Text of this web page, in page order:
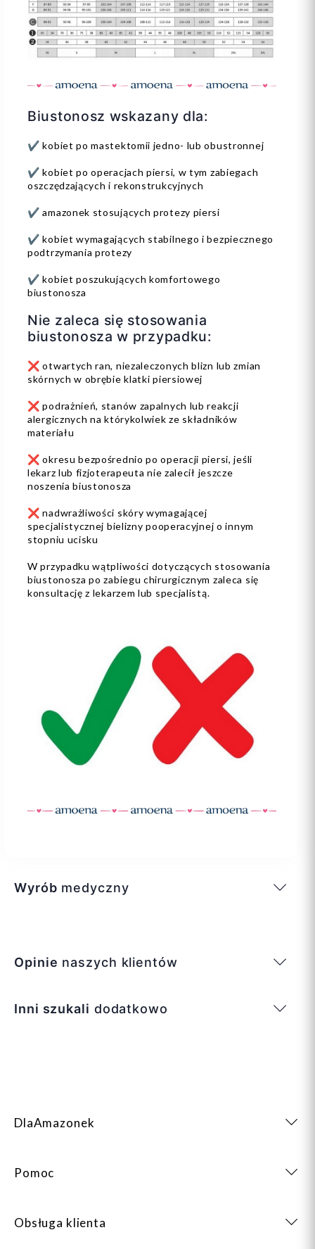
Biustonosz wskazany dla:
✔️ kobiet po mastektomii jedno- lub obustronnej
✔️ kobiet po operacjach piersi, w tym zabiegach
oszczędzających i rekonstrukcyjnych
✔️ amazonek stosujących protezy piersi
✔️ kobiet wymagających stabilnego i bezpiecznego
podtrzymania protezy
✔️ kobiet poszukujących komfortowego
biustonosza
Nie zaleca się stosowania
biustonosza w przypadku:
❌ otwartych ran, niezaleczonych blizn lub zmian
skórnych w obrębie klatki piersiowej
❌ podrażnień, stanów zapalnych lub reakcji
alergicznych na którykolwiek ze składników
materiału
❌ okresu bezpośrednio po operacji piersi, jeśli
lekarz lub fizjoterapeuta nie zalecił jeszcze
noszenia biustonosza
❌ nadwrażliwości skóry wymagającej
specjalistycznej bielizny pooperacyjnej o innym
stopniu ucisku
W przypadku wątpliwości dotyczących stosowania
biustonosza po zabiegu chirurgicznym zaleca się
konsultację z lekarzem lub specjalistą.
Wyrób medyczny
Opinie naszych klientów
Inni szukali dodatkowo
DlaAmazonek
Pomoc
Obsługa klienta